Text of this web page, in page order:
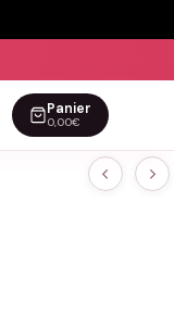
Panier
0,00€